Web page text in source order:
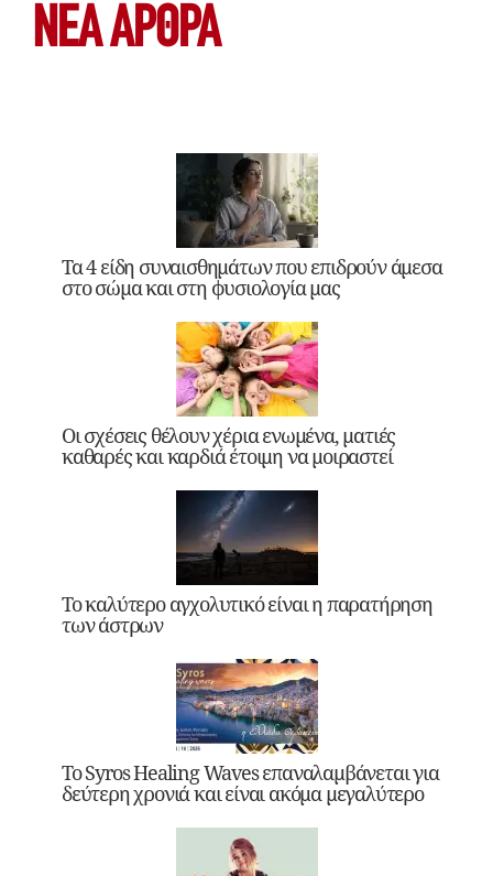
ΝΕΑ ΆΡΘΡΑ
Τα 4 είδη συναισθημάτων που επιδρούν άμεσα
στο σώμα και στη φυσιολογία μας
Οι σχέσεις θέλουν χέρια ενωμένα, ματιές
καθαρές και καρδιά έτοιμη να μοιραστεί
Το καλύτερο αγχολυτικό είναι η παρατήρηση
των άστρων
Το Syros Healing Waves επαναλαμβάνεται για
δεύτερη χρονιά και είναι ακόμα μεγαλύτερο